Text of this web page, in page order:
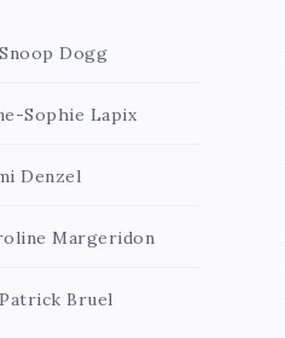
Dogg
Sophie Lapix
Denzel
Margeridon
Bruel